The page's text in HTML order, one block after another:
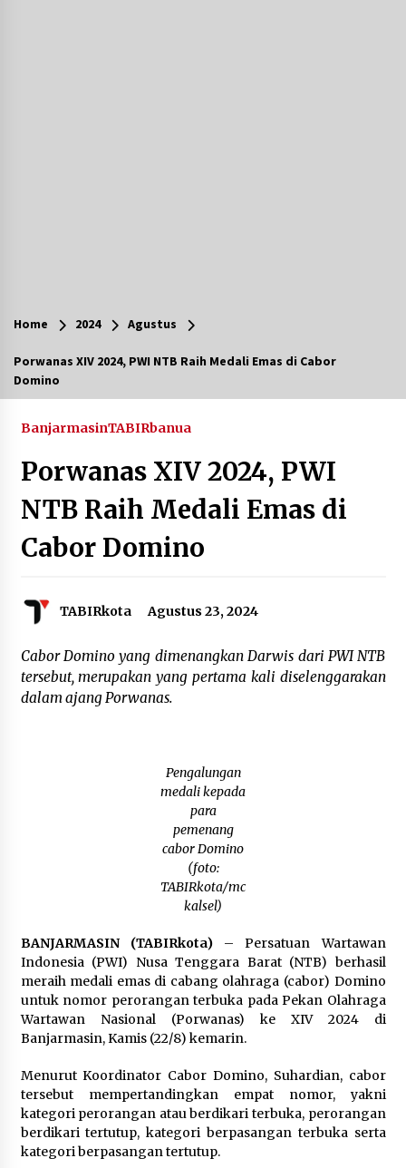
Agustus 4, 2026
Dana Transfer Pusat Berkurang, Pemkab
Balangan Pastikan Enam Prioritas
Agustus 4, 2026
Perkuat Tata Kelola Pemerintahan dan
Penyuluhan dan Pasang Imbauan di Enam Desa
Binaan
Agustus 4, 2026
Kapuas Ajak Warga Kibarkan Merah Putih
Sepanjang Agustus
Agustus 3, 2026
Sambut HUT ke-81 RI, Bupati Barito Utara
Terbitkan Edaran Pemasangan Atribut Merah
Agustus 3, 2026
Home 2024 Agustus
Porwanas XIV 2024, PWI NTB Raih Medali Emas di Cabor
Domino
BanjarmasinTABIRbanua
Porwanas XIV 2024, PWI
NTB Raih Medali Emas di
Cabor Domino
TABIRkota Agustus 23, 2024
Cabor Domino yang dimenangkan Darwis dari PWI NTB
tersebut, merupakan yang pertama kali diselenggarakan
dalam ajang Porwanas.
Pengalungan
medali kepada
para
pemenang
cabor Domino
(foto:
TABIRkota/mc
kalsel)
BANJARMASIN (TABIRkota) – Persatuan Wartawan
Indonesia (PWI) Nusa Tenggara Barat (NTB) berhasil
meraih medali emas di cabang olahraga (cabor) Domino
untuk nomor perorangan terbuka pada Pekan Olahraga
Wartawan Nasional (Porwanas) ke XIV 2024 di
Banjarmasin, Kamis (22/8) kemarin.
Menurut Koordinator Cabor Domino, Suhardian, cabor
tersebut mempertandingkan empat nomor, yakni
kategori perorangan atau berdikari terbuka, perorangan
berdikari tertutup, kategori berpasangan terbuka serta
kategori berpasangan tertutup.